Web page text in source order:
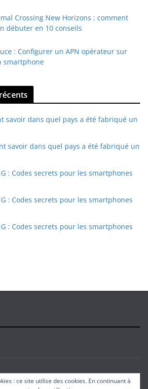
Crossing New Horizons : comment
débuter en 10 conseils
: Configurer un APN opérateur sur
smartphone
savoir dans quel pays a été fabriqué un
savoir dans quel pays a été fabriqué un
: Codes secrets pour les smartphones
: Codes secrets pour les smartphones
: Codes secrets pour les smartphones
: ce site utilise des cookies. En continuant à